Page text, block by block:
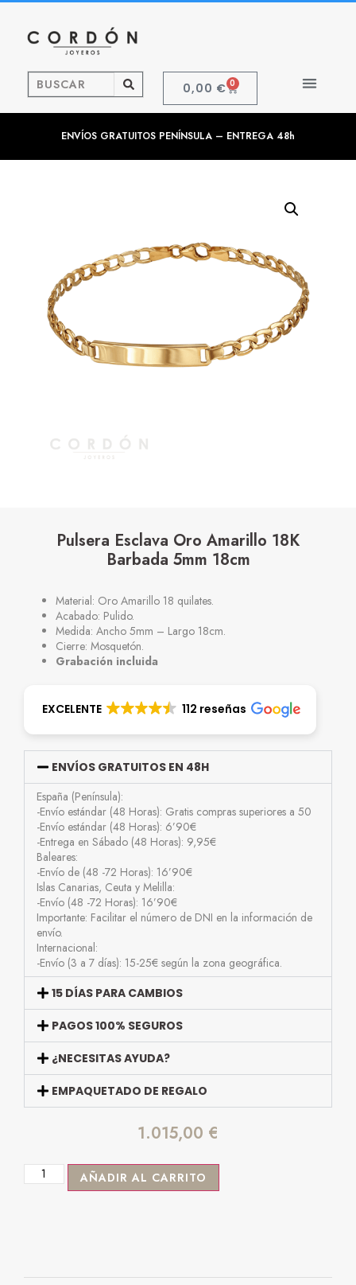
0,00 € 0
ENVÍOS GRATUITOS PENÍNSULA – ENTREGA 48h
Pulsera Esclava Oro Amarillo 18K
Barbada 5mm 18cm
Material: Oro Amarillo 18 quilates.
Acabado: Pulido.
Medida: Ancho 5mm – Largo 18cm.
Cierre: Mosquetón.
Grabación incluida
EXCELENTE 112 reseñas
ENVÍOS GRATUITOS EN 48H
España (Península):
-Envío estándar (48 Horas): Gratis compras superiores a 50
-Envío estándar (48 Horas): 6’90€
-Entrega en Sábado (48 Horas): 9,95€
Baleares:
-Envío de (48 -72 Horas): 16’90€
Islas Canarias, Ceuta y Melilla:
-Envío (48 -72 Horas): 16’90€
Importante: Facilitar el número de DNI en la información de
envío.
Internacional:
-Envío (3 a 7 días): 15-25€ según la zona geográfica.
15 DÍAS PARA CAMBIOS
PAGOS 100% SEGUROS
¿NECESITAS AYUDA?
EMPAQUETADO DE REGALO
1.015,00 €
AÑADIR AL CARRITO